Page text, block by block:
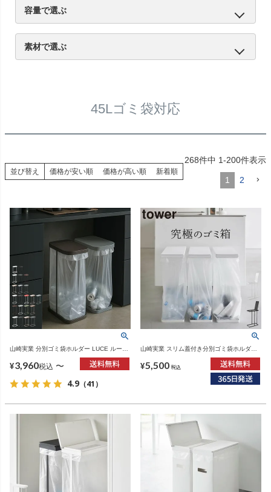
容量で選ぶ
素材で選ぶ
45Lゴミ袋対応
並び替え 価格が安い順 価格が高い順 新着順
268件中 1-200件表示
1 2
山崎実業 分別ゴミ袋ホルダー LUCE ルーチ
ェ | インテリア雑貨・ゴミ箱
¥3,960税込 〜
4.9 （41）
山崎実業 スリム蓋付き分別ゴミ袋ホルダー
タワー 45L tower | インテリア雑貨・タワー
シリーズ・ゴミ箱
¥5,500 税込